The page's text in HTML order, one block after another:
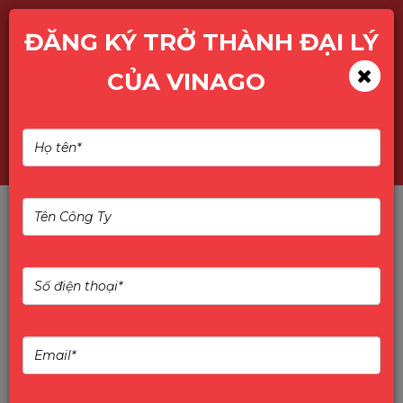
Đừng Chọn Màn Hình Rẻ
Từ Đơn Vị Triển Khai
Phân tích thực tế vì sao chọn màn hình giá rẻ cho
dự án trường học, doanh nghiệp có thể khiến chi
ĐĂNG KÝ TRỞ THÀNH ĐẠI LÝ
CỦA VINAGO